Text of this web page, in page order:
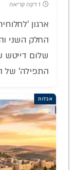
1 דקה קריאה
ארגון
החלק השני
שלום דייטש
התפילה' של
אבלות